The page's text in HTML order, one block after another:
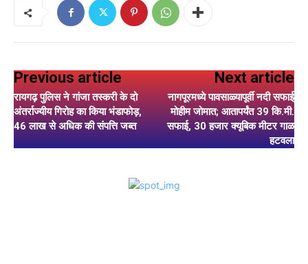
Previous article
रायगढ़ पुलिस ने गांजा तस्करी के दो
अंतर्राज्यीय गिरोह का किया भंडाफोड़,
46 लाख से अधिक की संपत्ति जब्त
Next article
नागपूरमध्ये पावसाळ्यापूर्वी नदी सफाई
मोहीम जोमात; आतापर्यंत 39 कि.मी.
सफाई, 30 हजार क्यूबिक मीटर गाळ
हटवला